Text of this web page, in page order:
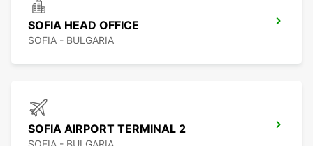
SOFIA HEAD OFFICE
SOFIA - BULGARIA
SOFIA AIRPORT TERMINAL 2